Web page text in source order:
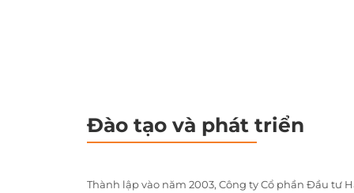
Đào tạo và phát triển
Thành lập vào năm 2003, Công ty Cổ phần Đầu tư